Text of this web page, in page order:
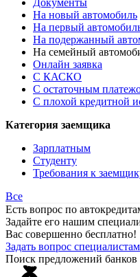
На новый автомобиль
На первый
На подержанный
На семейный
Онлайн заявка
С КАСКО
С остаточным
С плохой кредитной
Категория заемщика
Зарплатным
Студенту
Требования к
Все
Есть вопрос по
Задайте его нашим
Вас совершенно бесплатно!
Задать вопрос специалистам
Поиск предложений банков